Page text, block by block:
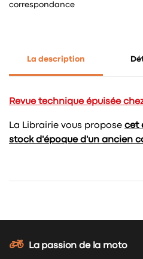
correspondance
La description
Revue technique épuisée
La Librairie vous propose cet
stock d'époque d'un ancien
La passion de la moto